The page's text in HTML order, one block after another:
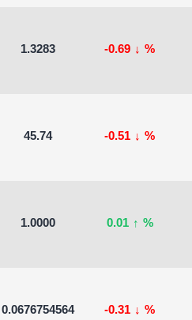
1.3283 -0.69 ↓ %
45.74 -0.51 ↓ %
1.0000 0.01 ↑ %
0.0676754564 -0.31 ↓ %